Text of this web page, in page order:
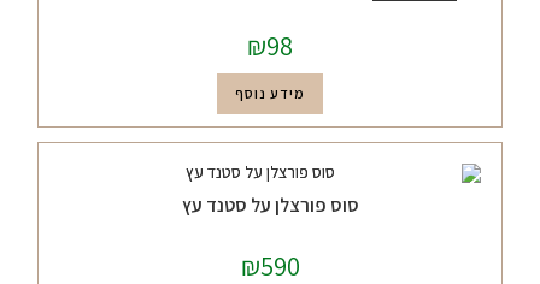
₪98
מידע נוסף
סוס פורצלן על סטנד עץ
₪590